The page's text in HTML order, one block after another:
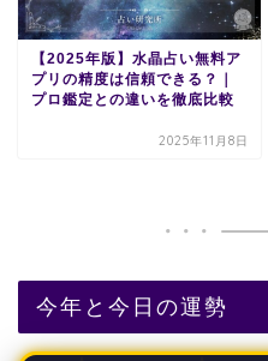
【2025年版】水晶占い無料ア
プリの精度は信頼できる？｜
プロ鑑定との違いを徹底比較
2025年11月8日
今年と今日の運勢